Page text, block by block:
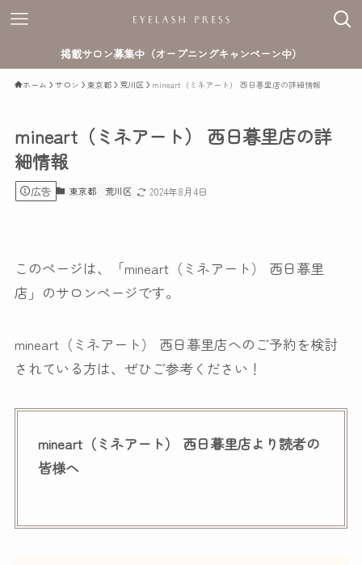
掲載サロン募集中（オープニングキャンペーン中）
ホーム サロン 東京都 荒川区 mineart（ミネアート） 西日暮里店の詳細情報
mineart（ミネアート） 西日暮里店の詳
細情報
広告 東京都 荒川区 2024年8月4日
このページは、「mineart（ミネアート） 西日暮里
店」のサロンページです。
mineart（ミネアート） 西日暮里店へのご予約を検討
されている方は、ぜひご参考ください！
mineart（ミネアート） 西日暮里店より読者の
皆様へ